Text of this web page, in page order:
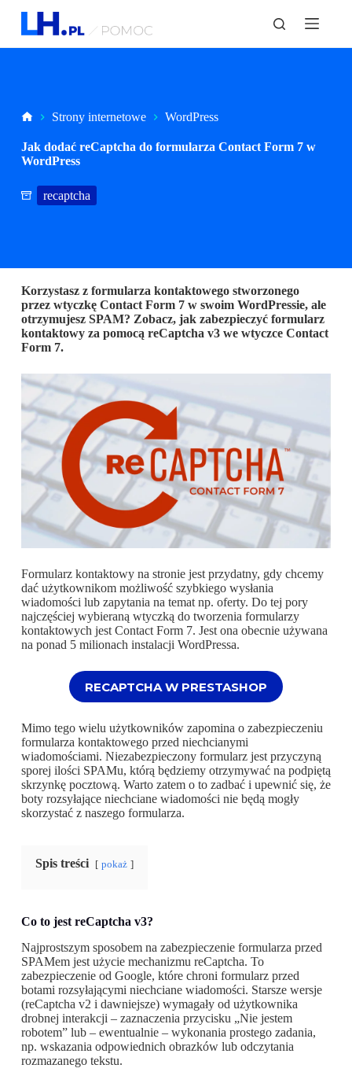
P
d
StronaStrony internetowe WordPress
Jak dodać reCaptcha do formularza Contact Form 7 w
WordPress
recaptcha
Korzystasz z formularza kontaktowego stworzonego
przez wtyczkę Contact Form 7 w swoim WordPressie, ale
otrzymujesz SPAM? Zobacz, jak zabezpieczyć formularz
kontaktowy za pomocą reCaptcha v3 we wtyczce Contact
Form 7.
Formularz kontaktowy na stronie jest przydatny, gdy chcemy
dać użytkownikom możliwość szybkiego wysłania
wiadomości lub zapytania na temat np. oferty. Do tej pory
najczęściej wybieraną wtyczką do tworzenia formularzy
kontaktowych jest Contact Form 7. Jest ona obecnie używana
na ponad 5 milionach instalacji WordPressa.
RECAPTCHA W PRESTASHOP
Mimo tego wielu użytkowników zapomina o zabezpieczeniu
formularza kontaktowego przed niechcianymi
wiadomościami. Niezabezpieczony formularz jest przyczyną
sporej ilości SPAMu, którą będziemy otrzymywać na podpiętą
skrzynkę pocztową. Warto zatem o to zadbać i upewnić się, że
boty rozsyłające niechciane wiadomości nie będą mogły
skorzystać z naszego formularza.
Spis treści pokaż
Co to jest reCaptcha v3?
Najprostszym sposobem na zabezpieczenie formularza przed
SPAMem jest użycie mechanizmu reCaptcha. To
zabezpieczenie od Google, które chroni formularz przed
botami rozsyłającymi niechciane wiadomości. Starsze wersje
(reCaptcha v2 i dawniejsze) wymagały od użytkownika
drobnej interakcji – zaznaczenia przycisku „Nie jestem
robotem” lub – ewentualnie – wykonania prostego zadania,
np. wskazania odpowiednich obrazków lub odczytania
rozmazanego tekstu.